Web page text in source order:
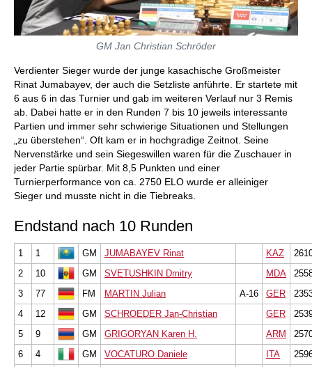
GM Jan Christian Schröder
Verdienter Sieger wurde der junge kasachische Großmeister
Rinat Jumabayev, der auch die Setzliste anführte. Er startete mit
6 aus 6 in das Turnier und gab im weiteren Verlauf nur 3 Remis
ab. Dabei hatte er in den Runden 7 bis 10 jeweils interessante
Partien und immer sehr schwierige Situationen und Stellungen
„zu überstehen“. Oft kam er in hochgradige Zeitnot. Seine
Nervenstärke und sein Siegeswillen waren für die Zuschauer in
jeder Partie spürbar. Mit 8,5 Punkten und einer
Turnierperformance von ca. 2750 ELO wurde er alleiniger
Sieger und musste nicht in die Tiebreaks.
Endstand nach 10 Runden
1 1 GM JUMABAYEV Rinat KAZ
2
10 GM SVETUSHKIN Dmitry MDA
3
77 FM MARTIN Julian A-16 GER
4
12 GM SCHROEDER Jan-Christian GER
5
9 GM GRIGORYAN Karen H. ARM
6
4 GM VOCATURO Daniele ITA